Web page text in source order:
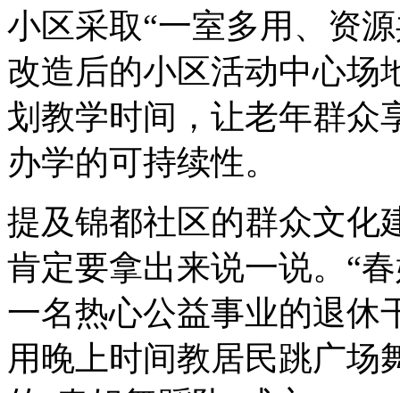
小区采取“一室多用、资
改造后的小区活动中心场
划教学时间，让老年群众
办学的可持续性。
提及锦都社区的群众文化
肯定要拿出来说一说。“
一名热心公益事业的退休
用晚上时间教居民跳广场